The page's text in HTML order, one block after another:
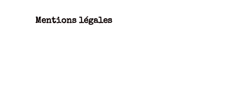
Mentions légales